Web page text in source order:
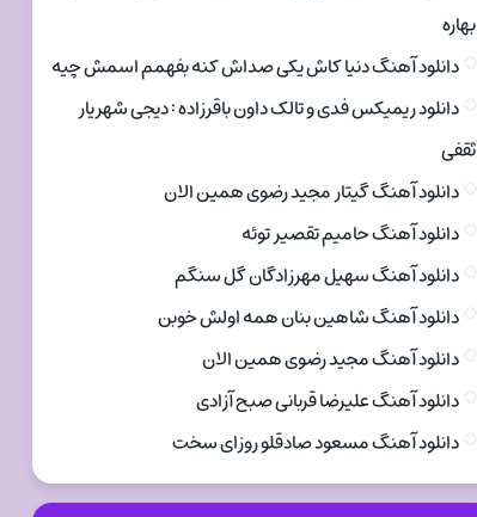
بهاره
دانلود آهنگ دنیا کاش یکی صداش کنه بفهمم اسمش چیه
دانلود ریمیکس فدی و تالک داون باقرزاده : دیجی شهریار
ثقفی
دانلود آهنگ گیتار مجید رضوی همین الان
دانلود آهنگ حامیم تقصیر توئه
دانلود آهنگ سهیل مهرزادگان گل سنگم
دانلود آهنگ شاهین بنان همه اولش خوبن
دانلود آهنگ مجید رضوی همین الان
دانلود آهنگ علیرضا قربانی صبح آزادی
دانلود آهنگ مسعود صادقلو روزای سخت